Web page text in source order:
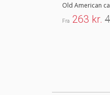
Old American
Fra 263 kr.